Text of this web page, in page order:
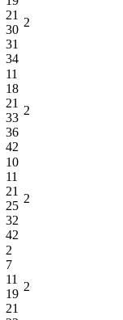
21
30
31
34
2
11
18
21
33
36
42
2
10
11
21
25
32
42
2
2
7
11
19
21
2